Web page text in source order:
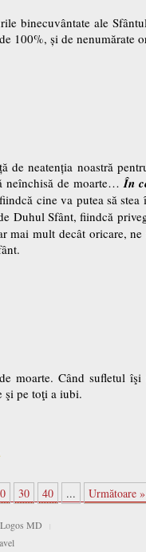
binecuvântate ale
100%, și de nenumărate
de neatenția noastră
neînchisă de moarte… În
cine va putea să
Duhul Sfânt, fiindcă
mult decât oricare, ne
moarte. Când sufletul îşi
şi pe toţi a iubi.
30 40 ... Următoare »
Logos MD